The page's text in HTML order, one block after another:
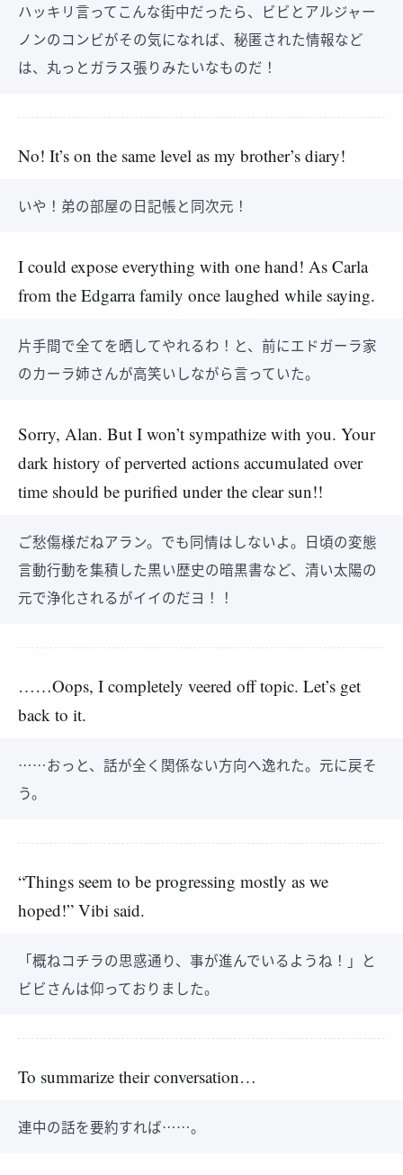
ハッキリ言ってこんな街中だったら、ビビとアルジャー
ノンのコンビがその気になれば、秘匿された情報など
は、丸っとガラス張りみたいなものだ！
No! It’s on the same level as my brother’s diary!
いや！弟の部屋の日記帳と同次元！
I could expose everything with one hand! As Carla
from the Edgarra family once laughed while saying.
片手間で全てを晒してやれるわ！と、前にエドガーラ家
のカーラ姉さんが高笑いしながら言っていた。
Sorry, Alan. But I won’t sympathize with you. Your
dark history of perverted actions accumulated over
time should be purified under the clear sun!!
ご愁傷様だねアラン。でも同情はしないよ。日頃の変態
言動行動を集積した黒い歴史の暗黒書など、清い太陽の
元で浄化されるがイイのだヨ！！
……Oops, I completely veered off topic. Let’s get
back to it.
……おっと、話が全く関係ない方向へ逸れた。元に戻そ
う。
“Things seem to be progressing mostly as we
hoped!” Vibi said.
「概ねコチラの思惑通り、事が進んでいるようね！」と
ビビさんは仰っておりました。
To summarize their conversation…
連中の話を要約すれば……。